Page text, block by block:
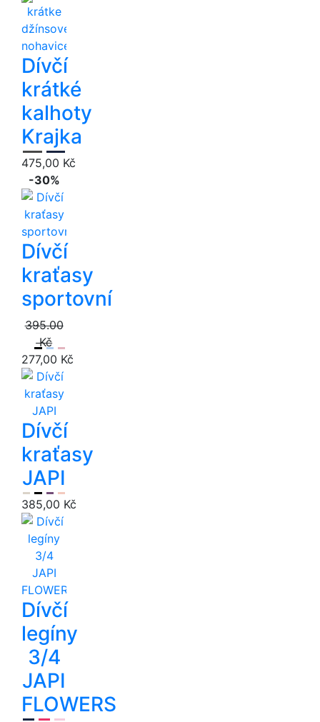
Dívčí
krátké
kalhoty
Krajka
475,00 Kč
-30%
Dívčí
kraťasy
sportovní
395.00
Kč
277,00 Kč
Dívčí
kraťasy
JAPI
385,00 Kč
Dívčí
legíny
3/4
JAPI
FLOWERS